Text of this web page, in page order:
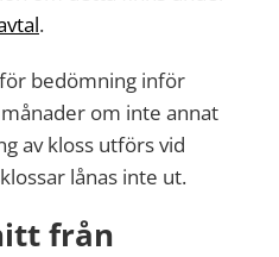
.
bedömning inför
om inte annat
av kloss utförs vid
lånas inte ut.
från